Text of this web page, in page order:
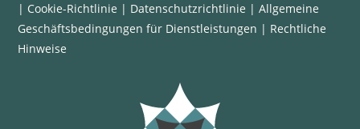
| Cookie-Richtlinie | Datenschutzrichtlinie |Allgemeine
Geschäftsbedingungen für Dienstleistungen | Rechtliche
Hinweise